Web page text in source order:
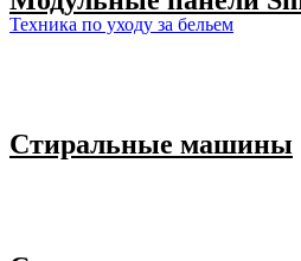
Техника по уходу за бельем
Стиральные машины